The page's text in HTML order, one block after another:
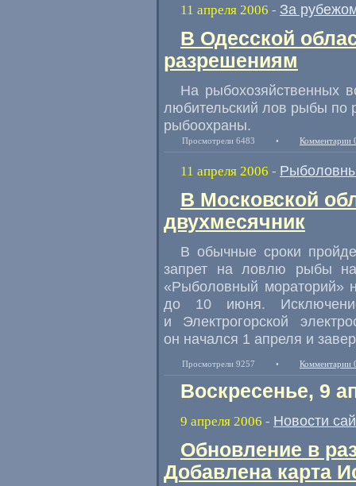
11 апреля 2006 - За
В Одесской
разрешениям
На рыбохозяйственных
любительский лов рыбы по
рыбоохраны.
Просмотрели 6483 • Комментарии
11 апреля 2006 -
В Московской
двухмесячник
В обычные сроки
запрет на ловлю рыбы на
«Рыболовный мораторий»
до 10 июня.
и Электрогорской
он начался 1 апреля и
Просмотрели 9257 • Комментарии
Воскресенье, 9
9 апреля 2006 - Новости
Обновление в
Добавлена карта